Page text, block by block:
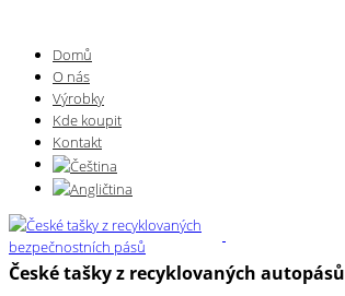
Domů
O nás
Výrobky
Kde koupit
Kontakt
České tašky z recyklovaných autopásů